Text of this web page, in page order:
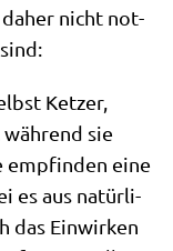
daher nicht not­
Ket­zer,
sie
emp­fin­den eine
es aus natür­li­
das Ein­wir­ken